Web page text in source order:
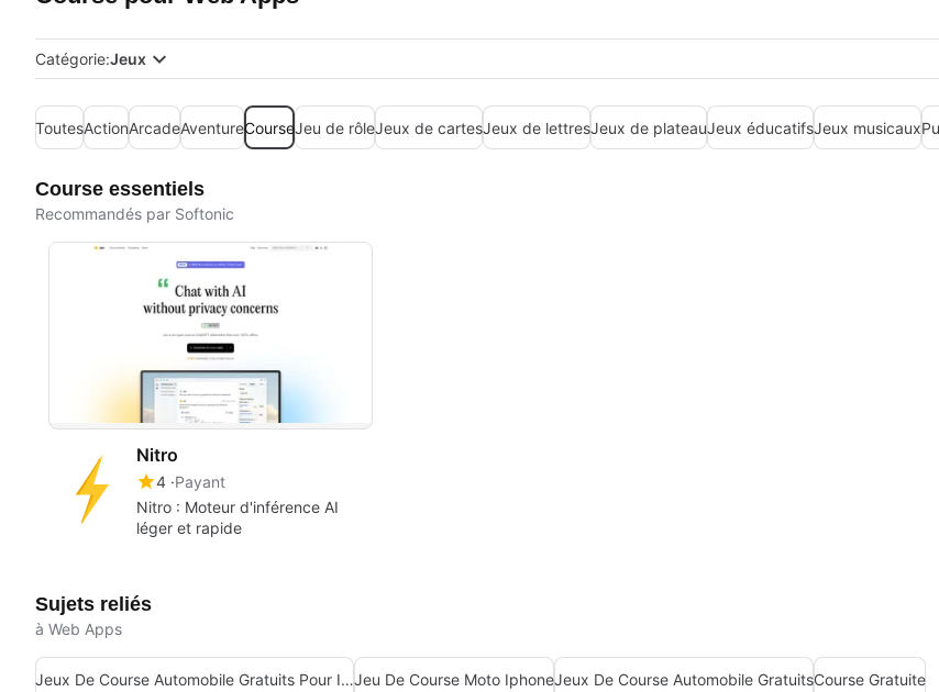
Catégorie:Jeux
ToutesActionArcadeAventureCourseJeu de rôleJeux de cartesJeux de lettresJeux de plateauJeux éducatifsJeux musicaux
Course essentiels
Recommandés par Softonic
Nitro
4 Payant
Nitro : Moteur d'inférence AI
léger et rapide
Sujets reliés
à Web Apps
Jeux De Course Automobile Gratuits Pour IphoneJeu De Course Moto IphoneJeux De Course Automobile GratuitsCourse Gratuite